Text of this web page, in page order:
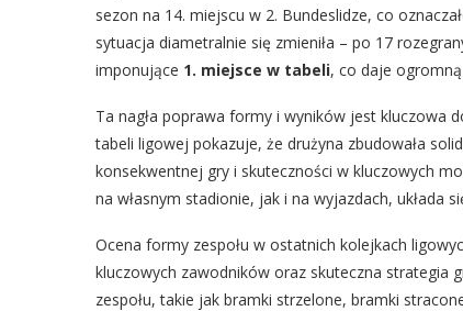
sezon na 14. miejscu w 2. Bundeslidze, co
sytuacja diametralnie się zmieniła – po 17
imponujące 1. miejsce w tabeli, co daje
Ta nagła poprawa formy i wyników jest kluczowa
tabeli ligowej pokazuje, że drużyna zbudowała
konsekwentnej gry i skuteczności w kluczowych
na własnym stadionie, jak i na wyjazdach, układa
Ocena formy zespołu w ostatnich kolejkach
kluczowych zawodników oraz skuteczna strategia
zespołu, takie jak bramki strzelone, bramki